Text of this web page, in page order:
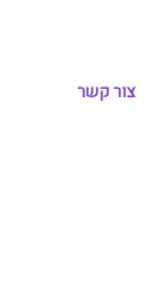
צור קשר